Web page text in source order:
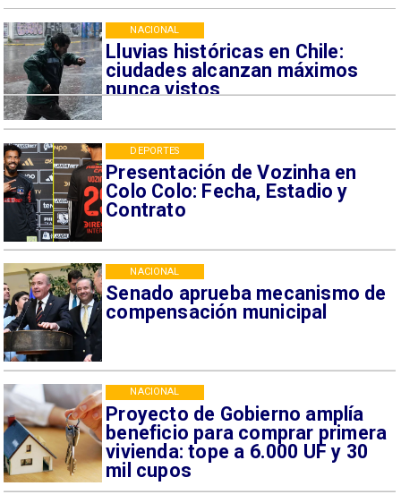
Lluvias históricas en Chile:
ciudades alcanzan máximos
nunca vistos
NACIONAL
Presentación de Vozinha en
Colo Colo: Fecha, Estadio y
Contrato
DEPORTES
Senado aprueba mecanismo de
compensación municipal
NACIONAL
Proyecto de Gobierno amplía
beneficio para comprar primera
vivienda: tope a 6.000 UF y 30
mil cupos
NACIONAL